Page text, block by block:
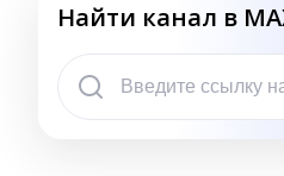
Найти канал в